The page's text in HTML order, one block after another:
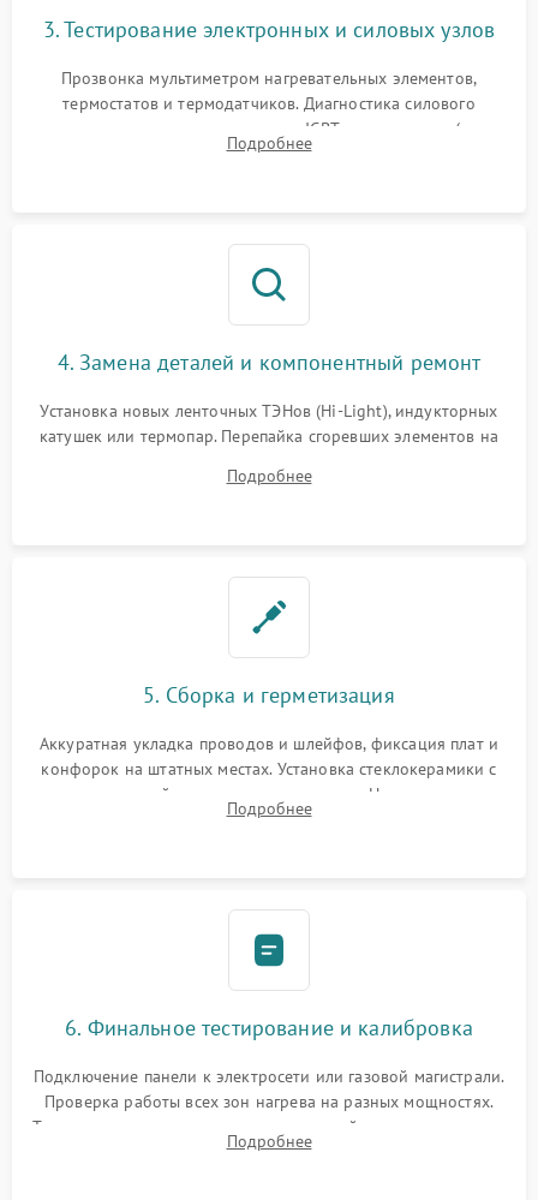
3. Тестирование электронных и силовых узлов
Прозвонка мультиметром нагревательных элементов,
термостатов и термодатчиков. Диагностика силового
модуля, реле, диодных мостов и IGBT-транзисторов (для
индукции). Проверка кранов и газ-контроля (для газовых
Подробнее
4. Замена деталей и компонентный ремонт
Установка новых ленточных ТЭНов (Hi-Light), индукторных
катушек или термопар. Перепайка сгоревших элементов на
дорожек. Очистка контактов и замена поврежденной
Подробнее
5. Сборка и герметизация
Аккуратная укладка проводов и шлейфов, фиксация плат и
конфорок на штатных местах. Установка стеклокерамики с
проверкой равномерности зазоров. Нанесение
термостойкого герметика или укладка уплотнительной
Подробнее
6. Финальное тестирование и калибровка
Подключение панели к электросети или газовой магистрали.
Проверка работы всех зон нагрева на разных мощностях.
Тестирование сенсорного управления, таймера, индикаторов
остаточного тепла и систем защиты от перегрева.
Подробнее